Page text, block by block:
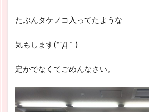
たぶんタケノコ入ってたような
気もします(*´Д｀)
定かでなくてごめんなさい。